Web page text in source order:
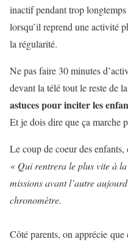
inactif pendant trop
lorsqu’il reprend une activité
la régularité.
Ne pas faire 30 minutes
devant la télé tout le reste de
astuces pour inciter les
Et je dois dire que ça marche
Le coup de coeur des enfants,
« Qui rentrera le plus vite à
missions avant l’autre
chronomètre.
Côté parents, on apprécie que